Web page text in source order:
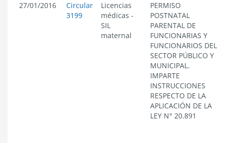
27/01/2016
Circular
3199
Licencias
médicas -
SIL
maternal
PERMISO
POSTNATAL
PARENTAL DE
FUNCIONARIAS Y
FUNCIONARIOS DEL
SECTOR PÚBLICO Y
MUNICIPAL.
IMPARTE
INSTRUCCIONES
RESPECTO DE LA
APLICACIÓN DE LA
LEY N° 20.891